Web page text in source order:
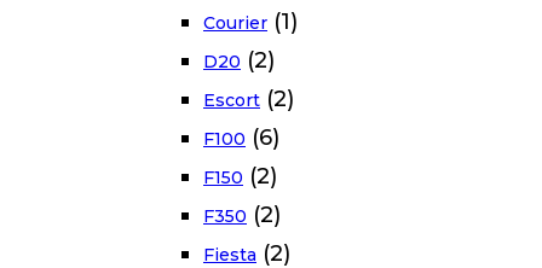
Courier (1)
D20 (2)
Escort (2)
F100 (6)
F150 (2)
F350 (2)
Fiesta (2)